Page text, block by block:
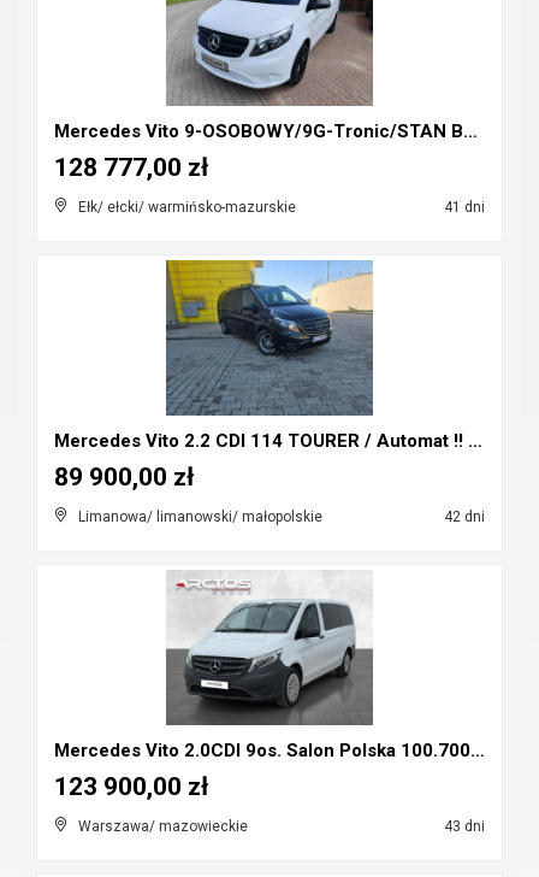
Mercedes Vito 9-OSOBOWY/9G-Tronic/STAN BDB/GWARANC...
Ełk/ ełcki/ warmińsko-mazurskie 41 dni
128 777,00 zł
Mercedes Vito 2.2 CDI 114 TOURER / Automat !! Extr...
Limanowa/ limanowski/ małopolskie 42 dni
89 900,00 zł
Mercedes Vito 2.0CDI 9os. Salon Polska 100.700nett...
Warszawa/ mazowieckie 43 dni
123 900,00 zł